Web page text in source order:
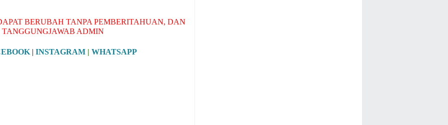
BERUBAH TANPA PEMBERITAHUAN, DAN
ADMIN
|INSTAGRAM |WHATSAPP